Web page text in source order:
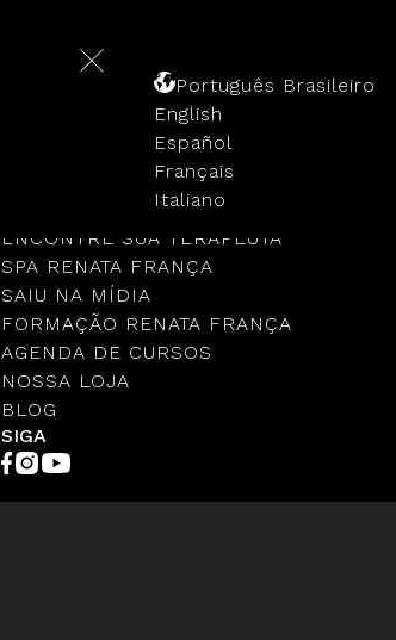
NOSSA HISTÓRIA
ENCONTRE SUA TERAPEUTA
SPA RENATA FRANÇA
SAIU NA MÍDIA
FORMAÇÃO RENATA FRANÇA
AGENDA DE CURSOS
NOSSA LOJA
BLOG
SIGA
Português Brasileiro
English
Español
Français
Italiano